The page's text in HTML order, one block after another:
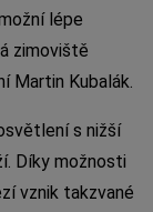
lépe
zimoviště
Martin Kubalák.
s nižší
Díky možnosti
vznik takzvané